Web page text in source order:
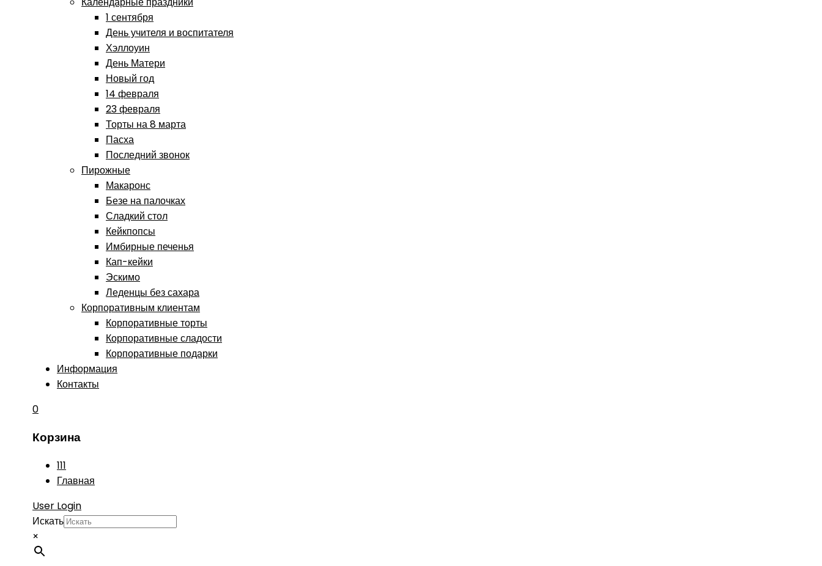
1 сентября
День учителя и воспитателя
Хэллоуин
День Матери
Новый год
14 февраля
23 февраля
Торты на 8 марта
Пасха
Последний звонок
Пирожные
Макаронс
Безе на палочках
Сладкий стол
Кейкпопсы
Имбирные печенья
Кап-кейки
Эскимо
Леденцы без сахара
Корпоративным клиентам
Корпоративные торты
Корпоративные сладости
Корпоративные подарки
Информация
Контакты
0
Корзина
111
Главная
User Login
Искать
×